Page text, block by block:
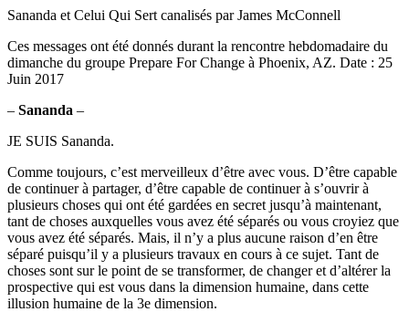
Sananda et Celui Qui Sert canalisés par James McConnell
Ces messages ont été donnés durant la rencontre hebdomadaire du
dimanche du groupe Prepare For Change à Phoenix, AZ. Date : 25
Juin 2017
– Sananda –
JE SUIS Sananda.
Comme toujours, c’est merveilleux d’être avec vous. D’être capable
de continuer à partager, d’être capable de continuer à s’ouvrir à
plusieurs choses qui ont été gardées en secret jusqu’à maintenant,
tant de choses auxquelles vous avez été séparés ou vous croyiez que
vous avez été séparés. Mais, il n’y a plus aucune raison d’en être
séparé puisqu’il y a plusieurs travaux en cours à ce sujet. Tant de
choses sont sur le point de se transformer, de changer et d’altérer la
prospective qui est vous dans la dimension humaine, dans cette
illusion humaine de la 3e dimension.